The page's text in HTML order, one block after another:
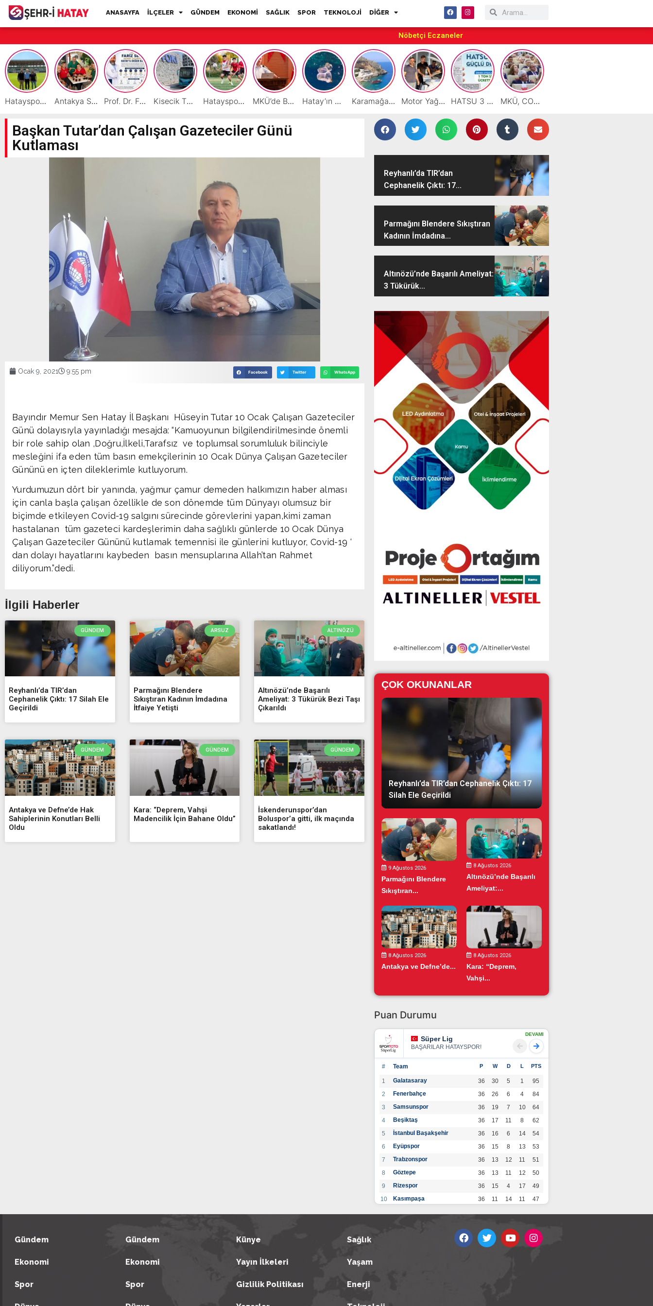
ANASAYFA İLÇELER GÜNDEM EKONOMİ SAĞLIK SPOR TEKNOLOJİ DİĞER
Nöbetçi Eczaneler
Hatayspor İç Saha Maçlarını Reyhanlı’da Oynamaya Hazırlanıyor Antakya Simidi Türkiye’nin Lezzet Zirvesinde Prof. Dr. Fariz Selimli, Uluslararası Başarılarıyla Hatay’a Değer Katıyor Kisecik TOKİ’lere Toplu Ulaşım Hizmeti Başladı Hatayspor’daki büyük kriz gençler için büyük bir fırsat MKÜ’de BAP ve TÜBİTAK 1001 Projeleri Masaya Yatırıldı Hatay’ın Deniz ve Sahillerini Kirleten Tesislere Ceza Yağdı! Karamağara Koyu Doğu Akdeniz’in Turizm Yıldızı Oluyor Motor Yağı ve Aküde Güvenilir Hizmet Antakya’da Başladı HATSU 3 İlçede Ağustos Ayı Faturalarında Bir Ton Suyu Ücretsiz Tanımladı MKÜ, COP31 Hazırlık Sürecinde Bilim Diplomasisine Katkı Sunacak
Başkan Tutar’dan Çalışan Gazeteciler Günü
Kutlaması
Ocak 9, 2021 9:55 pm Facebook Twitter WhatsApp
Bayındır Memur Sen Hatay İl Başkanı Hüseyin Tutar 10 Ocak Çalışan Gazeteciler
Günü dolayısıyla yayınladığı mesajda: “Kamuoyunun bilgilendirilmesinde önemli
bir role sahip olan ,Doğru,İlkeli,Tarafsız ve toplumsal sorumluluk bilinciyle
mesleğini ifa eden tüm basın emekçilerinin 10 Ocak Dünya Çalışan Gazeteciler
Gününü en içten dileklerimle kutluyorum.
Yurdumuzun dört bir yanında, yağmur çamur demeden halkımızın haber alması
için canla başla çalışan özellikle de son dönemde tüm Dünyayı olumsuz bir
biçimde etkileyen Covid-19 salgını sürecinde görevlerini yapan,kimi zaman
hastalanan tüm gazeteci kardeşlerimin daha sağlıklı günlerde 10 Ocak Dünya
Çalışan Gazeteciler Gününü kutlamak temennisi ile günlerini kutluyor, Covid-19 ‘
dan dolayı hayatlarını kaybeden basın mensuplarına Allah’tan Rahmet
diliyorum.”dedi.
İlgili Haberler
GÜNDEM
Reyhanlı’da TIR’dan
Cephanelik Çıktı: 17 Silah Ele
Geçirildi
ARSUZ
Parmağını Blendere
Sıkıştıran Kadının İmdadına
İtfaiye Yetişti
ALTINÖZÜ
Altınözü’nde Başarılı
Ameliyat: 3 Tükürük Bezi Taşı
Çıkarıldı
GÜNDEM
Antakya ve Defne’de Hak
Sahiplerinin Konutları Belli
Oldu
GÜNDEM
Kara: “Deprem, Vahşi
Madencilik İçin Bahane Oldu”
GÜNDEM
İskenderunspor’dan
Boluspor’a gitti, ilk maçında
sakatlandı!
Reyhanlı’da TIR’dan
Cephanelik Çıktı: 17...
Parmağını Blendere Sıkıştıran
Kadının İmdadına...
Altınözü’nde Başarılı Ameliyat:
3 Tükürük...
ÇOK OKUNANLAR
Reyhanlı’da TIR’dan Cephanelik Çıktı: 17
Silah Ele Geçirildi
9 Ağustos 2026
Parmağını Blendere
Sıkıştıran...
8 Ağustos 2026
Altınözü’nde Başarılı
Ameliyat:...
8 Ağustos 2026
Antakya ve Defne’de...
8 Ağustos 2026
Kara: “Deprem,
Vahşi...
Puan Durumu
Süper Lig
BAŞARILAR HATAYSPOR!
DEVAMI
# Team P W D L PTS
1 Galatasaray 36 30 5 1
95
2
Fenerbahçe 36 26 6 4
84
3
Samsunspor 36 19 7 10
64
4
Beşiktaş 36 17 11 8
62
5
İstanbul Başakşehir 36 16 6 14
54
6
Eyüpspor 36 15 8 13
53
7
Trabzonspor 36 13 12 11
51
8
Göztepe 36 13 11 12
50
9
Rizespor 36 15 4 17
49
10
Kasımpaşa 36 11 14 11
47
36 12 9 15
45
18
Gündem
Ekonomi
Spor
Gündem
Ekonomi
Spor
Künye
Yayın İlkeleri
Gizlilik Politikası
Sağlık
Yaşam
Enerji